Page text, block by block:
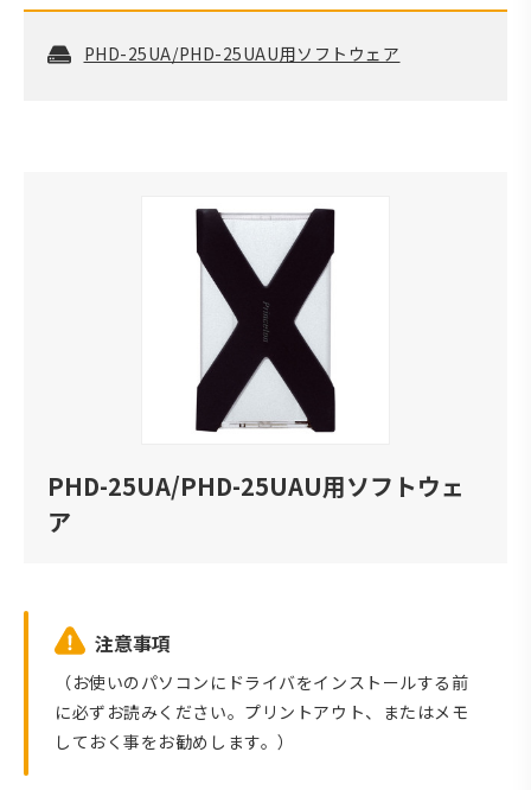
PHD-25UA/PHD-25UAU用ソフトウェア
PHD-25UA/PHD-25UAU用ソフトウェ
ア
注意事項
（お使いのパソコンにドライバをインストールする前
に必ずお読みください。プリントアウト、またはメモ
しておく事をお勧めします。）